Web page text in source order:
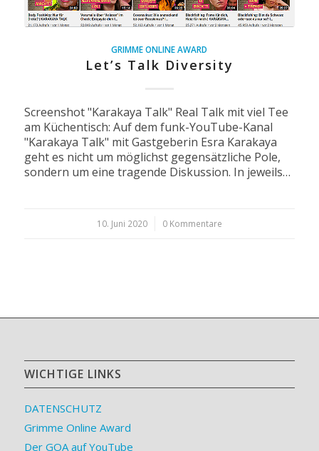
GRIMME ONLINE AWARD
Let’s Talk Diversity
Screenshot "Karakaya Talk" Real Talk mit viel Tee
am Küchentisch: Auf dem funk-YouTube-Kanal
"Karakaya Talk" mit Gastgeberin Esra Karakaya
geht es nicht um möglichst gegensätzliche Pole,
sondern um eine tragende Diskussion. In jeweils…
10. Juni 2020 0 Kommentare
WICHTIGE LINKS
DATENSCHUTZ
Grimme Online Award
Der GOA auf YouTube